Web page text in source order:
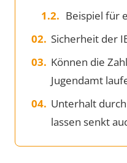
Beispiel für
Sicherheit der
Können die
Jugendamt
Unterhalt
lassen senkt